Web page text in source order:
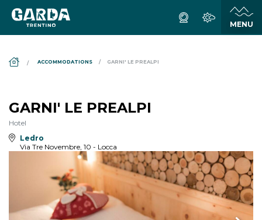
ACCOMMODATIONS GARNI' LE PREALPI
GARNI' LE PREALPI
Hotel
Ledro
Via Tre Novembre, 10 - Locca